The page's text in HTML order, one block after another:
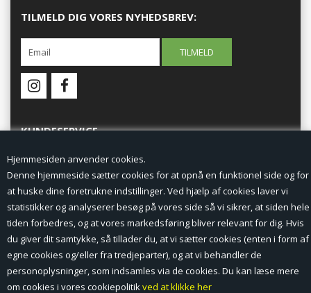
Hjemmesiden anvender cookies.
Denne hjemmeside sætter cookies for at opnå en funktionel side og for
at huske dine foretrukne indstillinger. Ved hjælp af cookies laver vi
statistikker og analyserer besøg på vores side så vi sikrer, at siden hele
tiden forbedres, og at vores markedsføring bliver relevant for dig. Hvis
du giver dit samtykke, så tillader du, at vi sætter cookies (enten i form af
egne cookies og/eller fra tredjeparter), og at vi behandler de
personoplysninger, som indsamles via de cookies. Du kan læse mere
om cookies i vores cookiepolitikved at klikke her
TILMELD DIG VORES NYHEDSBREV:
KUNDESERVICE
Min Konto
Nyheder
Vilkår og betingelser
Profil